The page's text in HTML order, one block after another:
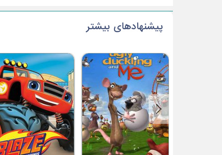
پیشنهادهای بیشتر